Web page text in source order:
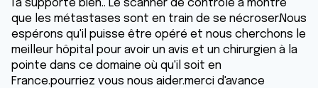
l'a supporte bien.. Le scanner de contrôle a montré
que les métastases sont en train de se nécroser.Nous
espérons qu'il puisse être opéré et nous cherchons le
meilleur hôpital pour avoir un avis et un chirurgien à la
pointe dans ce domaine où qu'il soit en
France.pourriez vous nous aider.merci d'avance